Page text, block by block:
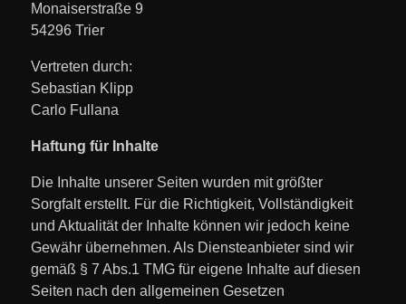
Monaiserstraße 9
54296 Trier
Vertreten durch:
Sebastian Klipp
Carlo Fullana
Haftung für Inhalte
Die Inhalte unserer Seiten wurden mit größter
Sorgfalt erstellt. Für die Richtigkeit, Vollständigkeit
und Aktualität der Inhalte können wir jedoch keine
Gewähr übernehmen. Als Diensteanbieter sind wir
gemäß § 7 Abs.1 TMG für eigene Inhalte auf diesen
Seiten nach den allgemeinen Gesetzen